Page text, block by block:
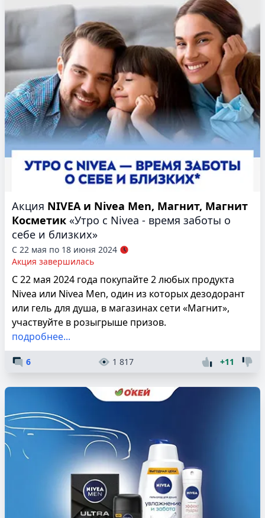
Акция NIVEA и Nivea Men, Магнит, Магнит
Косметик «Утро с Nivea - время заботы о
себе и близких»
С 22 мая по 18 июня 2024
Акция завершилась
С 22 мая 2024 года покупайте 2 любых продукта
Nivea или Nivea Men, один из которых дезодорант
или гель для душа, в магазинах сети «Магнит»,
участвуйте в розыгрыше призов.
подробнее...
6 1 817 +11